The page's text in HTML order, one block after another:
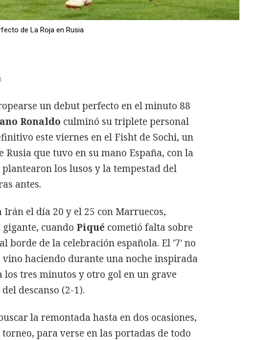
de La Roja en Rusia
un debut perfecto en el minuto 88
Ronaldo culminó su triplete personal
este viernes en el Fisht de Sochi, un
que tuvo en su mano España, con la
los lusos y la tempestad del
antes.
el día 20 y el 25 con Marruecos,
cuando Piqué cometió falta sobre
borde de la celebración española. El '7' no
haciendo durante una noche inspirada
los tres minutos y otro gol en un grave
descanso (2-1).
la remontada hasta en dos ocasiones,
para verse en las portadas de todo